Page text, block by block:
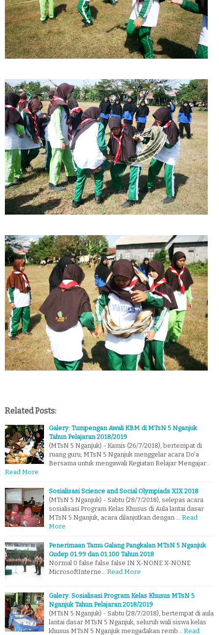
Related Posts:
Galery: Tumpengan Awali KBM di MTsN 5 Nganjuk
Tahun Pelajaran 2018/2019
(MTsN 5 Nganjuk) - Kamis (26/7/2018), bertempat di
ruang guru, MTsN 5 Nganjuk menggelar acara Do'a
Bersama untuk mengawali Kegiatan Belajar Mengajar…
Read More
Sosialisasi Science and Social Olympiads XIX 2018
(MTsN 5 Nganjuk) - Sabtu (28/7/2018), selepas acara
sosialisasi Program Kelas Khusus di Aula lantai dasar
MTsN 5 Nganjuk, acara dilanjutkan dengan … Read
More
Penerimaan Tamu Galang Pangkalan MTsN 5 Nganjuk
Gudep 01.99 dan 01.100 Tahun 2018
Normal 0 false false false IN X-NONE X-NONE
MicrosoftInterne… Read More
Galery: Sosialisasi Program Kelas Khusus MTsN 5
Nganjuk Tahun Pelajaran 2018/2019
(MTsN 5 Nganjuk) - Sabtu (28/7/2018), bertempat di aula
lantai dasar MTsN 5 Nganjuk, seluruh wali siswa kelas
khusus MTsN 5 Nganjuk mengadakan remb… Read